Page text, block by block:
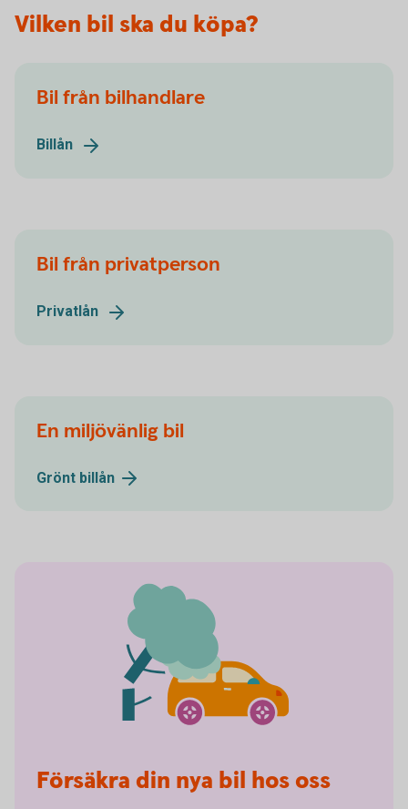
Vilken bil ska du köpa?
Bil från bilhandlare
Billån
Bil från privatperson
Privatlån
En miljövänlig bil
Grönt billån
Försäkra din nya bil hos oss